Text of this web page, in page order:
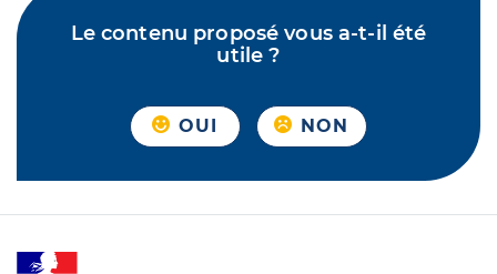
Le contenu proposé vous a-t-il été
utile ?
OUI NON